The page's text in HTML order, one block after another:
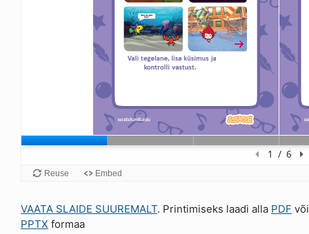
VAATA SLAIDE SUUREMALT. Printimiseks laadi alla PDF või
PPTX formaa